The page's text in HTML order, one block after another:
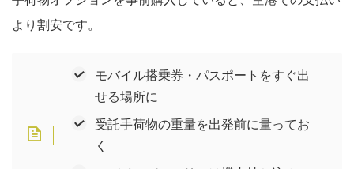
より割安です。
モバイル搭乗券・パスポートをすぐ出
せる場所に
受託手荷物の重量を出発前に量ってお
く